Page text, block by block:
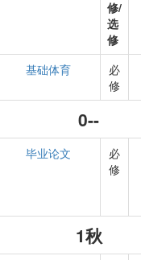
修/
选
修
基础体育
必
修
0--
毕业论文
必
修
1秋